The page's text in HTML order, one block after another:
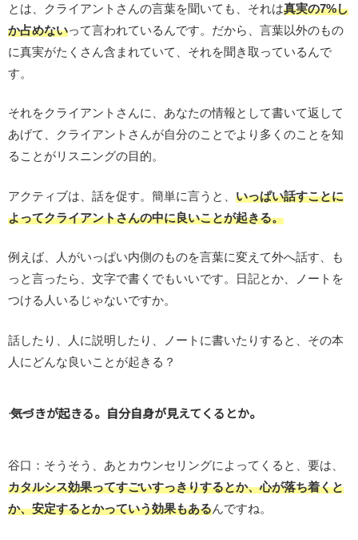
とは、クライアントさんの言葉を聞いても、それは真実の7%し
か占めないって言われているんです。だから、言葉以外のもの
に真実がたくさん含まれていて、それを聞き取っているんで
す。
それをクライアントさんに、あなたの情報として書いて返して
あげて、クライアントさんが自分のことでより多くのことを知
ることがリスニングの目的。
アクティブは、話を促す。簡単に言うと、 いっぱい話すことに
よってクライアントさんの中に良いことが起きる。
例えば、人がいっぱい内側のものを言葉に変えて外へ話す、も
っと言ったら、文字で書くでもいいです。日記とか、ノートを
つける人いるじゃないですか。
話したり、人に説明したり、ノートに書いたりすると、その本
人にどんな良いことが起きる？
―― 気づきが起きる。自分自身が見えてくるとか。
谷口：そうそう、あとカウンセリングによってくると、要は、
カタルシス効果ってすごいすっきりするとか、心が落ち着くと
か、安定するとかっていう効果もあるんですね。